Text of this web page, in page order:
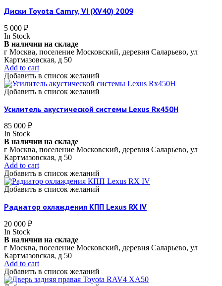
Диски Toyota Camry, VI (XV40) 2009
5 000 ₽
In Stock
В наличии на складе
г Москва, поселение Московский, деревня Саларьево, ул
Картмазовская, д 50
Add to cart
Добавить в список желаний
Добавить в список желаний
Усилитель акустической системы Lexus Rx450H
85 000 ₽
In Stock
В наличии на складе
г Москва, поселение Московский, деревня Саларьево, ул
Картмазовская, д 50
Add to cart
Добавить в список желаний
Добавить в список желаний
Радиатор охлаждения КПП Lexus RX IV
20 000 ₽
In Stock
В наличии на складе
г Москва, поселение Московский, деревня Саларьево, ул
Картмазовская, д 50
Add to cart
Добавить в список желаний